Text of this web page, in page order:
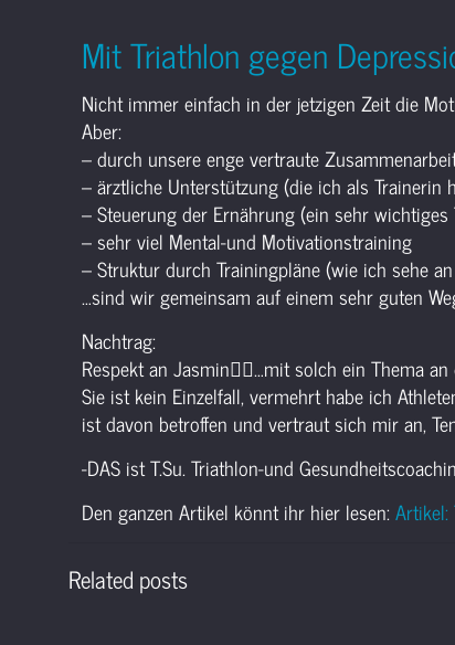
Mit Triathlon gegen
Nicht immer einfach in der jetzigen Zeit die
Aber:
– durch unsere enge vertraute
– ärztliche Unterstützung (die ich als Trainerin
– Steuerung der Ernährung (ein sehr wichtiges
– sehr viel Mental-und Motivationstraining
– Struktur durch Trainingpläne (wie ich sehe
…sind wir gemeinsam auf einem sehr guten
Nachtrag:
Respekt an Jasmin🙋‍♀️…mit solch ein Thema
Sie ist kein Einzelfall, vermehrt habe ich
ist davon betroffen und vertraut sich mir an,
-DAS ist T.Su. Triathlon-und
Den ganzen Artikel könnt ihr hier lesen:Artikel:
Related posts